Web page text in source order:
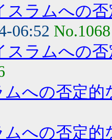
スラムへの
06:52 No.1068
スラムへの
ムへの否定的
ムへの否定的